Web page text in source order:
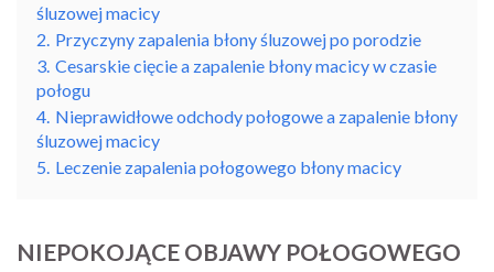
śluzowej macicy
2. Przyczyny zapalenia błony śluzowej po porodzie
3. Cesarskie cięcie a zapalenie błony macicy w czasie
połogu
4. Nieprawidłowe odchody połogowe a zapalenie błony
śluzowej macicy
5. Leczenie zapalenia połogowego błony macicy
NIEPOKOJĄCE OBJAWY POŁOGOWEGO